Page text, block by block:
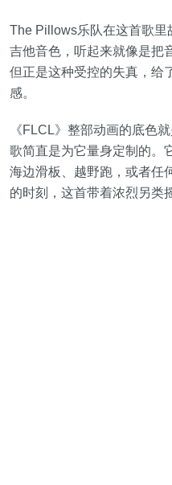
The Pillows乐队在这首歌里
吉他音色，听起来就像是把
但正是这种受控的失真，给
感。
《FLCL》整部动画的底色
歌简直是为它量身定制的。
海边滑板、越野跑，或者任
的时刻，这首带着浓烈另类